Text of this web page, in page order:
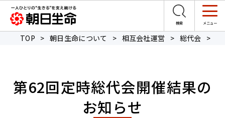
TOP > 朝日生命について > 相互会社運営 > 総代会 >
第62回定時総代会開催結果の
お知らせ